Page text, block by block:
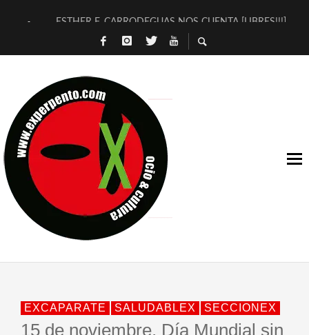
ESTHER F. CARRODEGUAS NOS CUENTA [LIBRES!!!]
[TERRA DE GUAPES] DE SANDRA MONFORT
TIMBRE 4, LA ESCUELA DEL DIRECTOR TEATRAL CLAUDIO
30 AÑOS (NO ES NADA) DE LA KATARSIS DEL TOMATAZO
MILITARES JUDÍAS EN #EXVITA
D’BALDOMEROS REINVENTAN [BITÁCORA 3.0] EN EXVITA
MARSHALL FLASH PRESENTA EN EXVITA [RELATIVA
JOFRE BARDAGÍ EN EXVITA INTERPRETANDO A SERRAT
EXCAPARATE SALUDABLEX SECCIONEX
15 de noviembre, Día Mundial sin